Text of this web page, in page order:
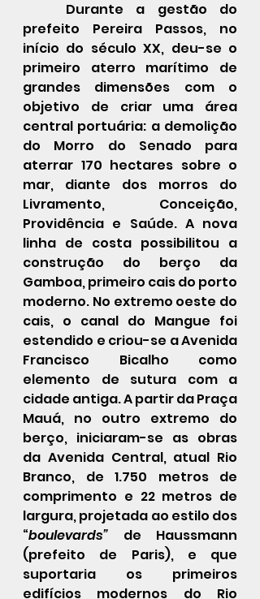
prefeito Pereira Passos, no
início do século XX, deu-se o
primeiro aterro marítimo de
grandes dimensões com o
objetivo de criar uma área
central portuária: a demolição
do Morro do Senado para
aterrar 170 hectares sobre o
mar, diante dos morros do
Livramento, Conceição,
Providência e Saúde. A nova
linha de costa possibilitou a
construção do berço da
Gamboa, primeiro cais do porto
moderno. No extremo oeste do
cais, o canal do Mangue foi
estendido e criou-se a Avenida
Francisco Bicalho como
elemento de sutura com a
cidade antiga. A partir da Praça
Mauá, no outro extremo do
berço, iniciaram-se as obras
da Avenida Central, atual Rio
Branco, de 1.750 metros de
comprimento e 22 metros de
largura, projetada ao estilo dos
“boulevards” de Haussmann
(prefeito de Paris), e que
suportaria os primeiros
edifícios modernos do Rio